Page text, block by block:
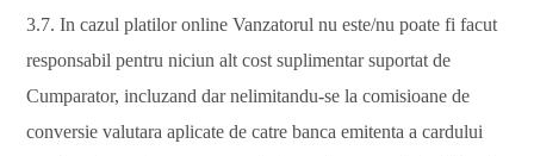
3.7. In cazul platilor online Vanzatorul nu este/nu poate fi facut
responsabil pentru niciun alt cost suplimentar suportat de
Cumparator, incluzand dar nelimitandu-se la comisioane de
conversie valutara aplicate de catre banca emitenta a cardului